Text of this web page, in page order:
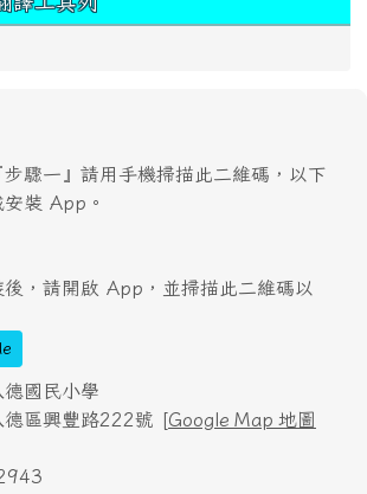
步驟一』請用手機掃描此二維碼，以下
安裝 App。
後，請開啟 App，並掃描此二維碼以
國民小學
德區興豐路222號 [Google Map 地圖